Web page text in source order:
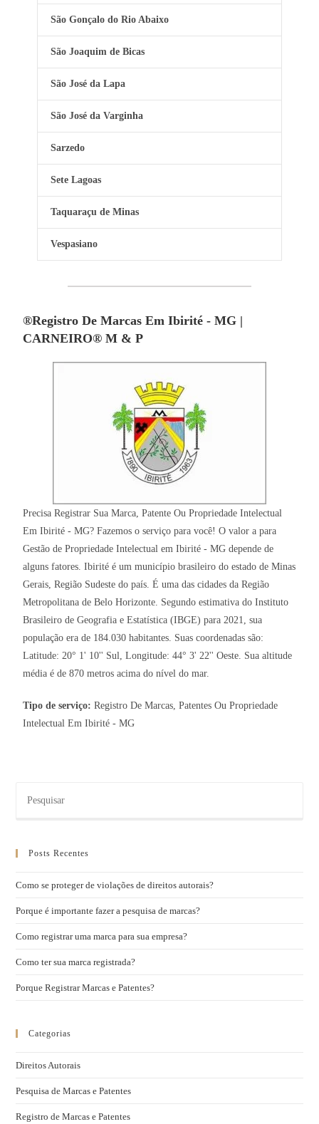
São Gonçalo do Rio Abaixo
São Joaquim de Bicas
São José da Lapa
São José da Varginha
Sarzedo
Sete Lagoas
Taquaraçu de Minas
Vespasiano
®Registro De Marcas Em Ibirité - MG |
CARNEIRO® M & P
Precisa Registrar Sua Marca, Patente Ou Propriedade Intelectual
Em Ibirité - MG? Fazemos o serviço para você! O valor a para
Gestão de Propriedade Intelectual em Ibirité - MG depende de
alguns fatores. Ibirité é um município brasileiro do estado de Minas
Gerais, Região Sudeste do país. É uma das cidades da Região
Metropolitana de Belo Horizonte. Segundo estimativa do Instituto
Brasileiro de Geografia e Estatística (IBGE) para 2021, sua
população era de 184.030 habitantes. Suas coordenadas são:
Latitude: 20° 1' 10'' Sul, Longitude: 44° 3' 22'' Oeste. Sua altitude
média é de 870 metros acima do nível do mar.
Tipo de serviço:Registro De Marcas, Patentes Ou Propriedade
Intelectual Em Ibirité - MG
Posts Recentes
Como se proteger de violações de direitos autorais?
Porque é importante fazer a pesquisa de marcas?
Como registrar uma marca para sua empresa?
Como ter sua marca registrada?
Porque Registrar Marcas e Patentes?
Categorias
Direitos Autorais
Pesquisa de Marcas e Patentes
Registro de Marcas e Patentes